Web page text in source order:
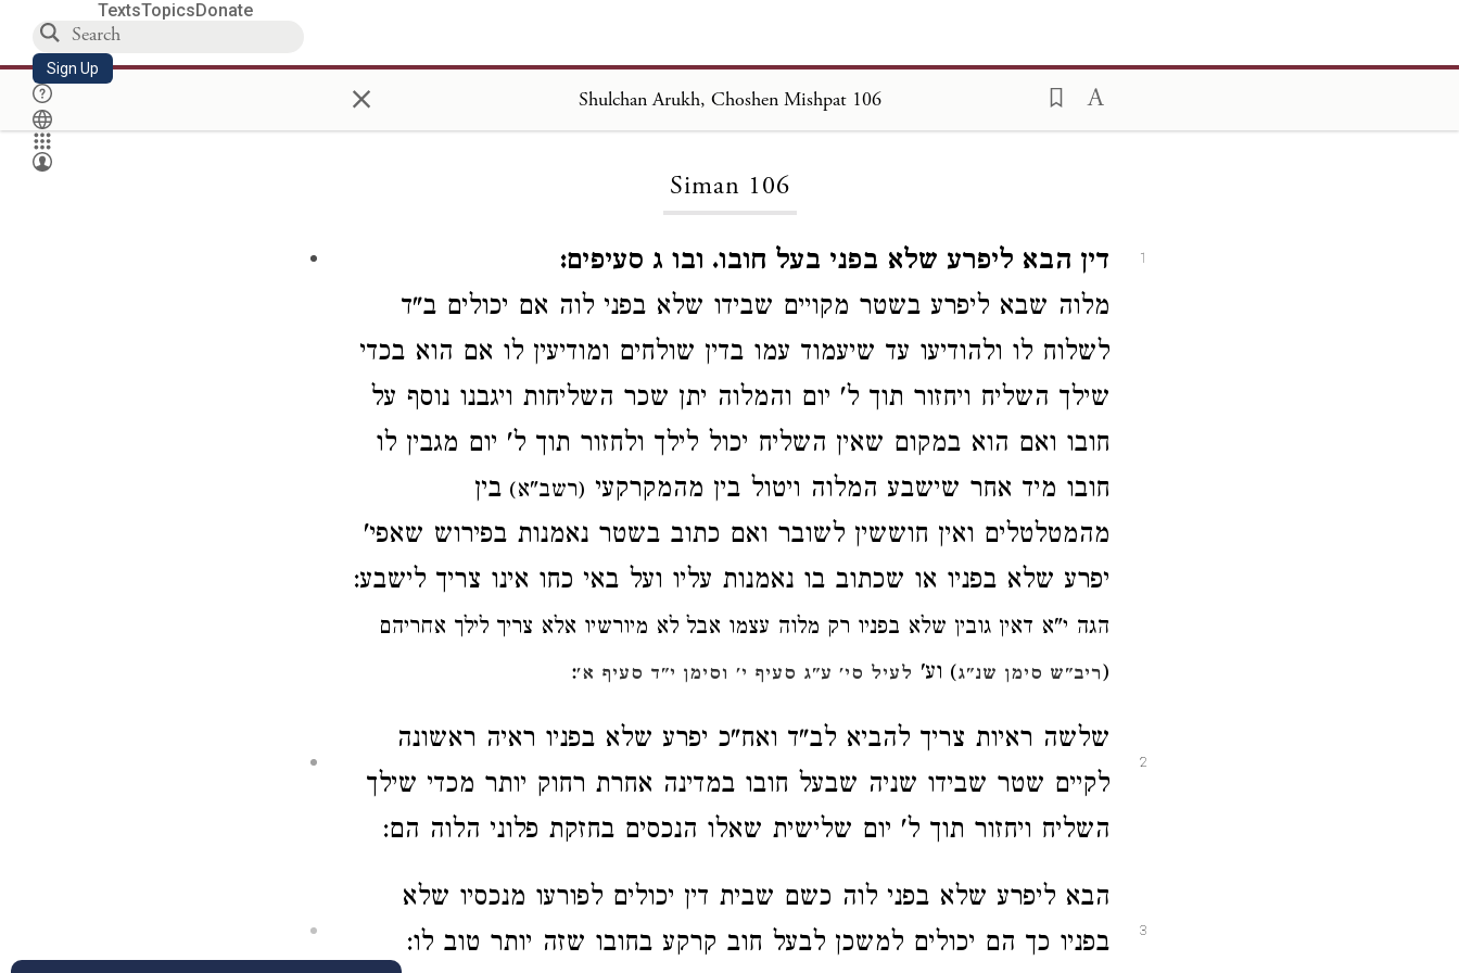
TextsTopicsDonate
Sign Up × Shulchan Arukh, Choshen Mishpat 106
Siman 106
1
דין הבא ליפרע שלא בפני בעל חובו. ובו ג סעיפים:
מלוה שבא ליפרע בשטר מקויים שבידו שלא בפני לוה אם יכולים ב"ד
לשלוח לו ולהודיעו עד שיעמוד עמו בדין שולחים ומודיעין לו אם הוא בכדי
שילך השליח ויחזור תוך ל' יום והמלוה יתן שכר השליחות ויגבנו נוסף על
חובו ואם הוא במקום שאין השליח יכול לילך ולחזור תוך ל' יום מגבין לו
חובו מיד אחר שישבע המלוה ויטול בין מהמקרקעי (רשב"א) בין
מהמטלטלים ואין חוששין לשובר ואם כתוב בשטר נאמנות בפירוש שאפי'
יפרע שלא בפניו או שכתוב בו נאמנות עליו ועל באי כחו אינו צריך לישבע:
הגה י"א דאין גובין שלא בפניו רק מלוה עצמו אבל לא מיורשיו אלא צריך לילך אחריהם
(ריב"ש סימן שנ"ג) וע' לעיל סי' ע"ג סעיף י' וסימן י"ד סעיף א':
2
שלשה ראיות צריך להביא לב"ד ואח"כ יפרע שלא בפניו ראיה ראשונה
לקיים שטר שבידו שניה שבעל חובו במדינה אחרת רחוק יותר מכדי שילך
השליח ויחזור תוך ל' יום שלישית שאלו הנכסים בחזקת פלוני הלוה הם:
3
הבא ליפרע שלא בפני לוה כשם שבית דין יכולים לפורעו מנכסיו שלא
בפניו כך הם יכולים למשכן לבעל חוב קרקע בחובו שזה יותר טוב לו: